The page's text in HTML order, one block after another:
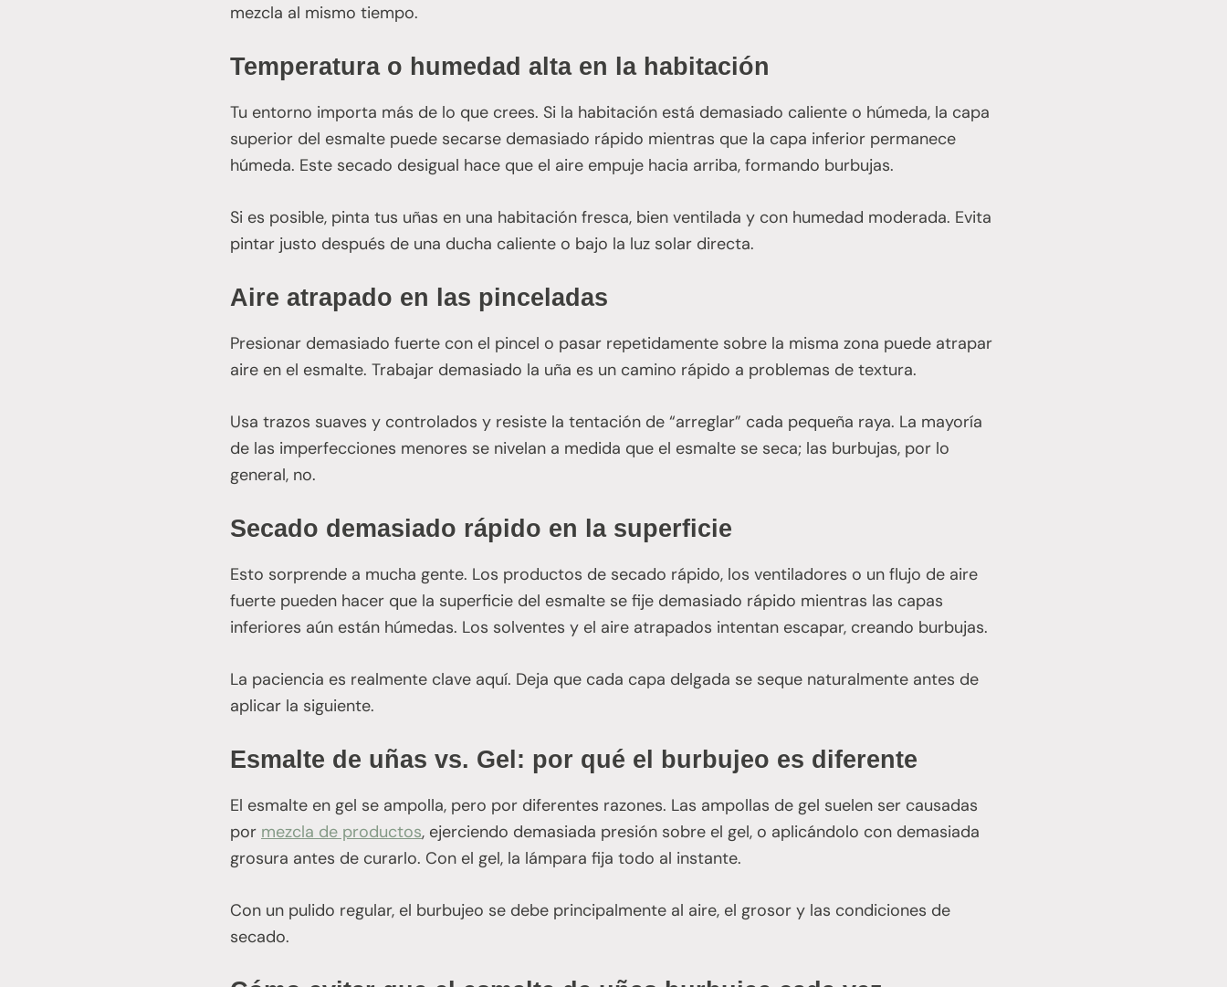
mezcla al mismo tiempo.
Temperatura o humedad alta en la habitación
Tu entorno importa más de lo que crees. Si la habitación está demasiado caliente o húmeda, la capa
superior del esmalte puede secarse demasiado rápido mientras que la capa inferior permanece
húmeda. Este secado desigual hace que el aire empuje hacia arriba, formando burbujas.
Si es posible, pinta tus uñas en una habitación fresca, bien ventilada y con humedad moderada. Evita
pintar justo después de una ducha caliente o bajo la luz solar directa.
Aire atrapado en las pinceladas
Presionar demasiado fuerte con el pincel o pasar repetidamente sobre la misma zona puede atrapar
aire en el esmalte. Trabajar demasiado la uña es un camino rápido a problemas de textura.
Usa trazos suaves y controlados y resiste la tentación de “arreglar” cada pequeña raya. La mayoría
de las imperfecciones menores se nivelan a medida que el esmalte se seca; las burbujas, por lo
general, no.
Secado demasiado rápido en la superficie
Esto sorprende a mucha gente. Los productos de secado rápido, los ventiladores o un flujo de aire
fuerte pueden hacer que la superficie del esmalte se fije demasiado rápido mientras las capas
inferiores aún están húmedas. Los solventes y el aire atrapados intentan escapar, creando burbujas.
La paciencia es realmente clave aquí. Deja que cada capa delgada se seque naturalmente antes de
aplicar la siguiente.
Esmalte de uñas vs. Gel: por qué el burbujeo es diferente
El esmalte en gel se ampolla, pero por diferentes razones. Las ampollas de gel suelen ser causadas
por mezcla de productos, ejerciendo demasiada presión sobre el gel, o aplicándolo con demasiada
grosura antes de curarlo. Con el gel, la lámpara fija todo al instante.
Con un pulido regular, el burbujeo se debe principalmente al aire, el grosor y las condiciones de
secado.